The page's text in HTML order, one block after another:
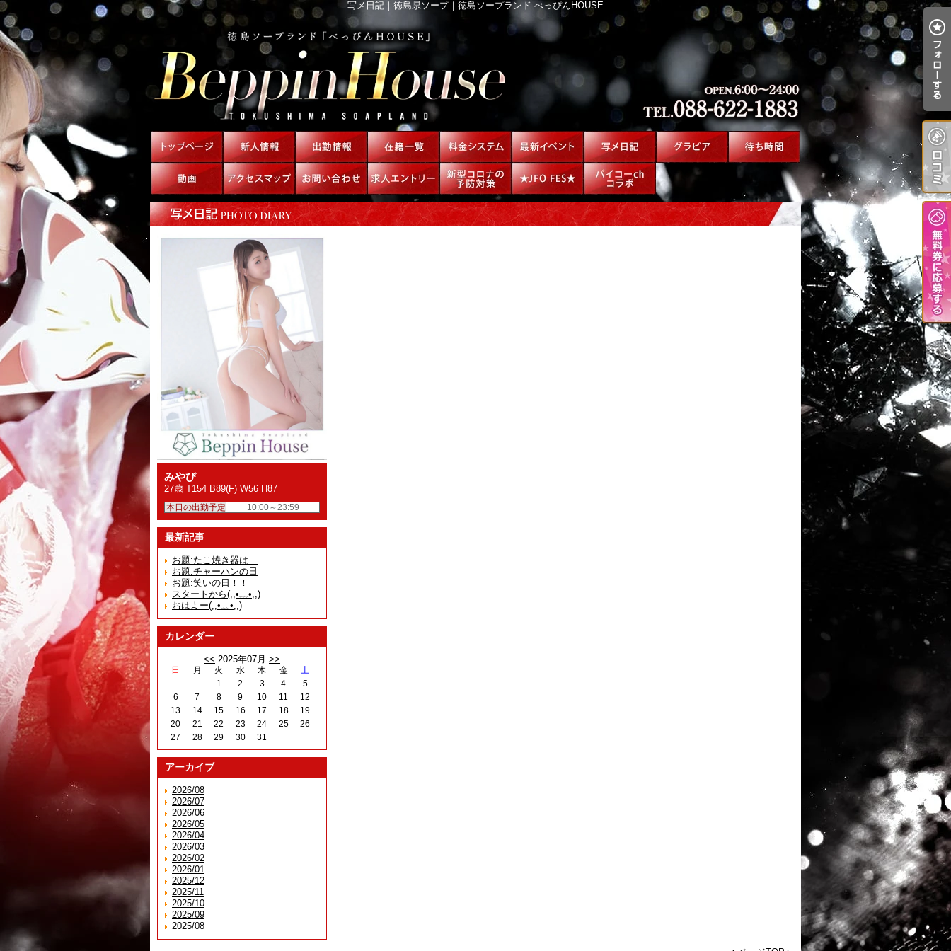
写メ日記｜徳島県ソープ｜徳島ソープランド べっぴんHOUSE
みやび
27歳 T154 B89(F) W56 H87
本日の出勤予定 10:00～23:59
最新記事
お題:たこ焼き器は…
お題:チャーハンの日
お題:笑いの日！！
スタートから(,,•﹏•,,)
おはよー(,,•﹏•,,)
カレンダー
<< 2025年07月 >>
日 月 火 水 木 金
土
1
2 3 4
5
6
7 8 9 10 11
12
13
14 15 16 17 18
19
20
21 22 23 24 25
26
27
28 29 30 31
アーカイブ
2026/08
2026/07
2026/06
2026/05
2026/04
2026/03
2026/02
2026/01
2025/12
2025/11
2025/10
2025/09
2025/08